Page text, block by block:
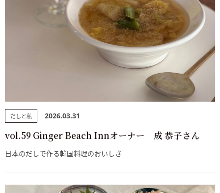
だしと私 2026.03.31
vol.59 Ginger Beach Innオーナー 成 恭子さん
日本のだしで作る韓国料理のおいしさ